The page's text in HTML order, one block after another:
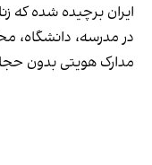
ایران برچیده شده که
در مدرسه، دانشگاه،
مدارک هویتی بدون